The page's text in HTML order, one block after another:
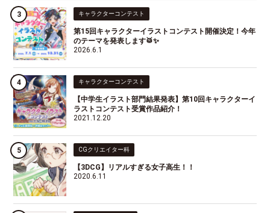
キャラクターコンテスト
第15回キャラクターイラストコンテスト開催決定！今年
のテーマを発表します🥁✨
2026.6.1
キャラクターコンテスト
【中学生イラスト部門結果発表】第10回キャラクターイ
ラストコンテスト受賞作品紹介！
2021.12.20
CGクリエイター科
【3DCG】リアルすぎる女子高生！！
2020.6.11